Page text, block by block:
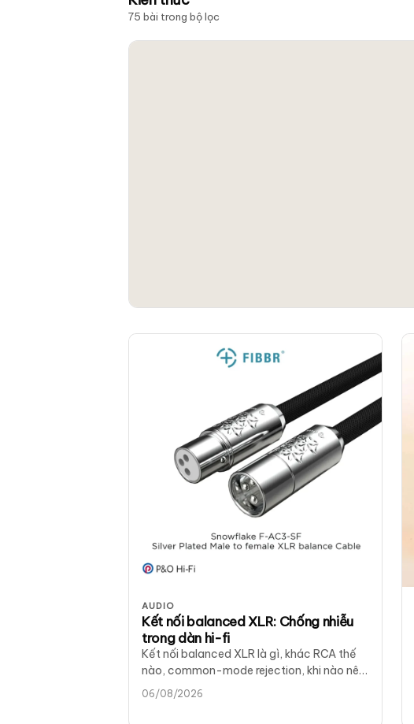
75 bài trong bộ lọc
AUDIO
Kết nối balanced XLR: Chống nhiễu
trong dàn hi-fi
Kết nối balanced XLR là gì, khác RCA thế
nào, common-mode rejection, khi nào nên
dùng và cách chọn cáp XLR. Tư vấn tại
District M.
06/08/2026